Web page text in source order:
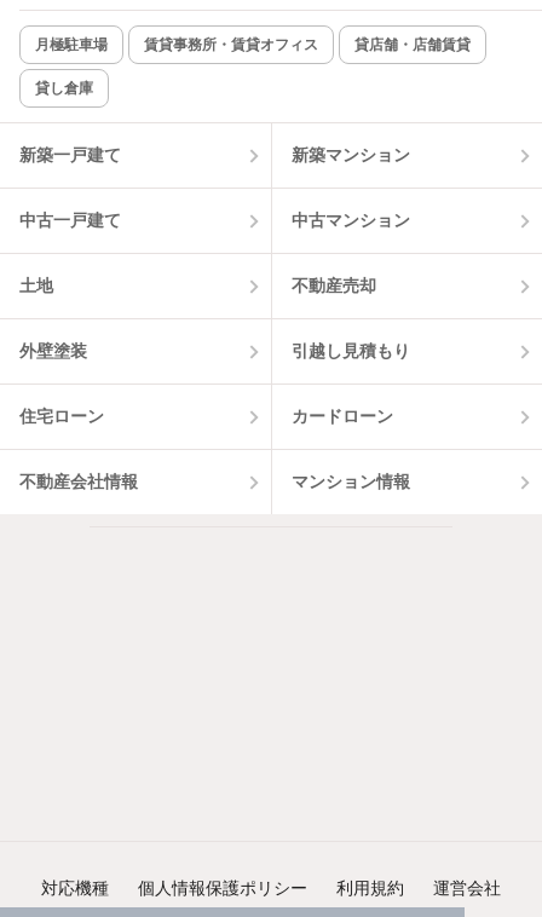
新着のみ インターネット無料
該当件数:
1件
月極駐車場 賃貸事務所・賃貸オフィス 貸店舗・店舗賃貸
貸し倉庫
新築一戸建て 新築マンション
中古一戸建て 中古マンション
土地 不動産売却
外壁塗装 引越し見積もり
住宅ローン カードローン
不動産会社情報 マンション情報
対応機種 個人情報保護ポリシー 利用規約 運営会社